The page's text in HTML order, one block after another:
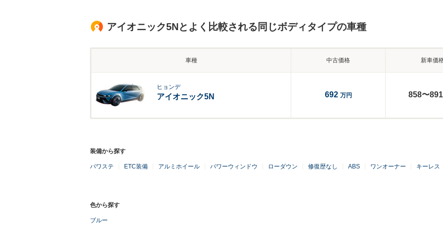
アイオニック5Nとよく比較される同じボディタイプの車種
車種 中古価格 新車価
ヒョンデ
アイオニック5N 692 万円 858〜891
装備から探す
パワステ ETC装備 アルミホイール パワーウィンドウ ローダウン 修復歴なし ABS ワンオーナー キーレス
色から探す
ブルー